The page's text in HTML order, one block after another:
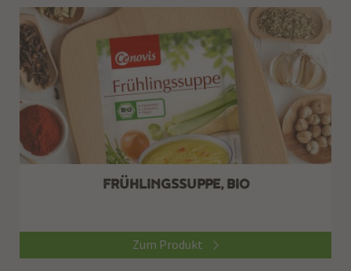
FRÜHLINGSSUPPE, BIO
Zum Produkt